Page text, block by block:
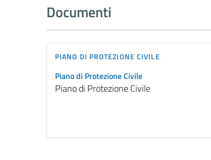
Documenti
PIANO DI PROTEZIONE CIVILE
Piano di Protezione Civile
Piano di Protezione Civile